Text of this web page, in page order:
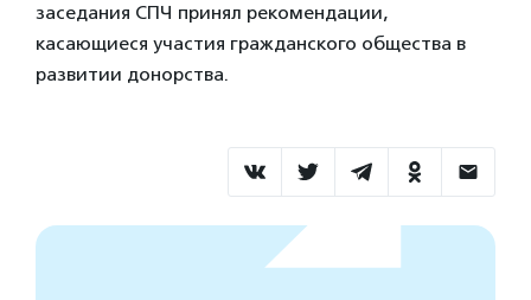
заседания СПЧ принял рекомендации,
касающиеся участия гражданского общества в
развитии донорства.